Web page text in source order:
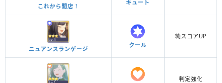
これから開店！
キュート
ニュアンスランゲージ
クール
純スコアUP
判定強化